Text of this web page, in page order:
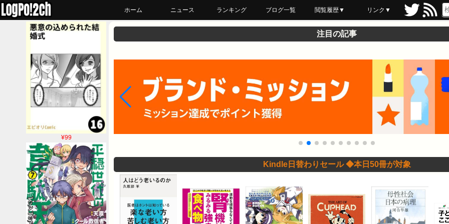
ホーム ニュース ランキング ブログ一覧 閲覧履歴▼
最近読んだ
あとで読む
ブックマーク
リンク▼
¥99
注目の記事
Kindle日替わりセール ◆本日50冊が対象